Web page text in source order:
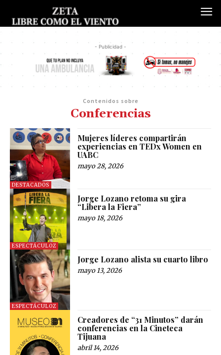
- Publicidad -
Contenidos sobre
Conferencias
DESTACADOS
Mujeres líderes compartirán
experiencias en TEDx Women en
UABC
mayo 28, 2026
ESPECTÁCULOZ
Jorge Lozano retoma su gira
“Libera la Fiera”
mayo 18, 2026
ESPECTÁCULOZ
Jorge Lozano alista su cuarto libro
mayo 13, 2026
Creadores de “31 Minutos” darán
conferencias en la Cineteca
Tijuana
abril 14, 2026